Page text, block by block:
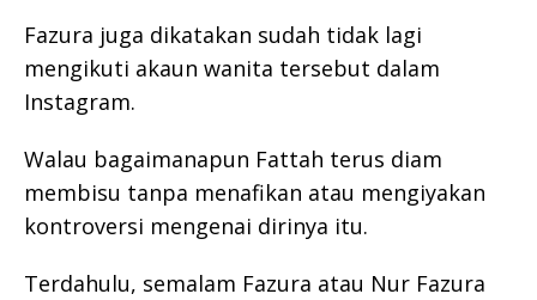
Fazura juga dikatakan sudah tidak lagi
mengikuti akaun wanita tersebut dalam
Instagram.
Walau bagaimanapun Fattah terus diam
membisu tanpa menafikan atau mengiyakan
kontroversi mengenai dirinya itu.
Terdahulu, semalam Fazura atau Nur Fazura